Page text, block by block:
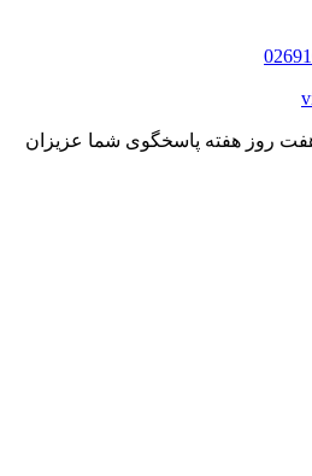
روز هفته پاسخگوی شما عزیزان